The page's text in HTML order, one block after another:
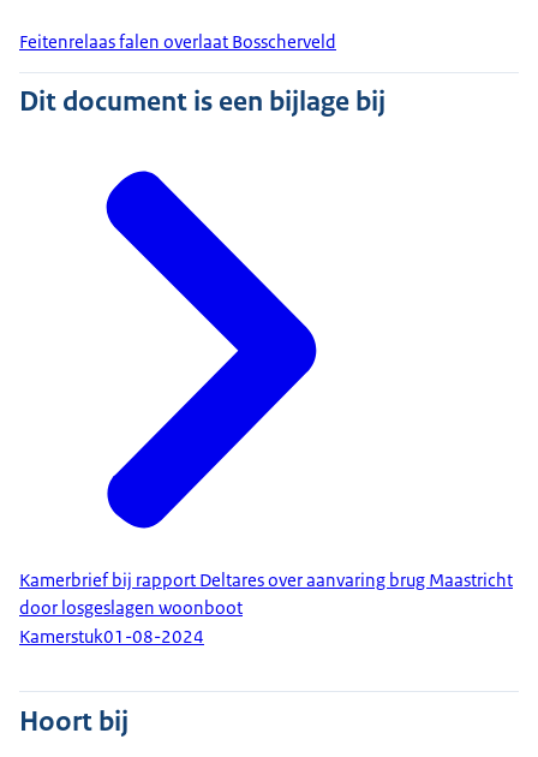
Feitenrelaas falen overlaat Bosscherveld
Dit document is een bijlage bij
Kamerbrief bij rapport Deltares over aanvaring brug Maastricht
door losgeslagen woonboot
Kamerstuk01-08-2024
Hoort bij